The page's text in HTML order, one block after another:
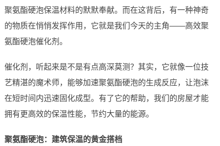
聚氨酯硬泡保温材料的默默奉献。而在这背后，有一种神奇
的物质在悄悄发挥作用，它就是我们今天的主角——高效聚
氨酯硬泡催化剂。
催化剂，听起来是不是有点高深莫测？其实，它就像一位技
艺精湛的魔术师，能够加速聚氨酯硬泡的生成反应，让泡沫
在短时间内迅速固化成型。有了它的帮助，我们的房屋才能
拥有更高效的保温性能，节约大量的能源。
聚氨酯硬泡：建筑保温的黄金搭档